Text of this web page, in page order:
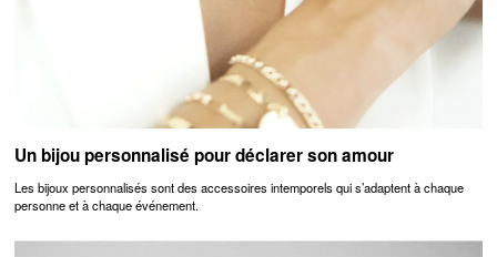
Un bijou personnalisé pour déclarer son amour
Les bijoux personnalisés sont des accessoires intemporels qui s’adaptent à chaque
personne et à chaque événement.